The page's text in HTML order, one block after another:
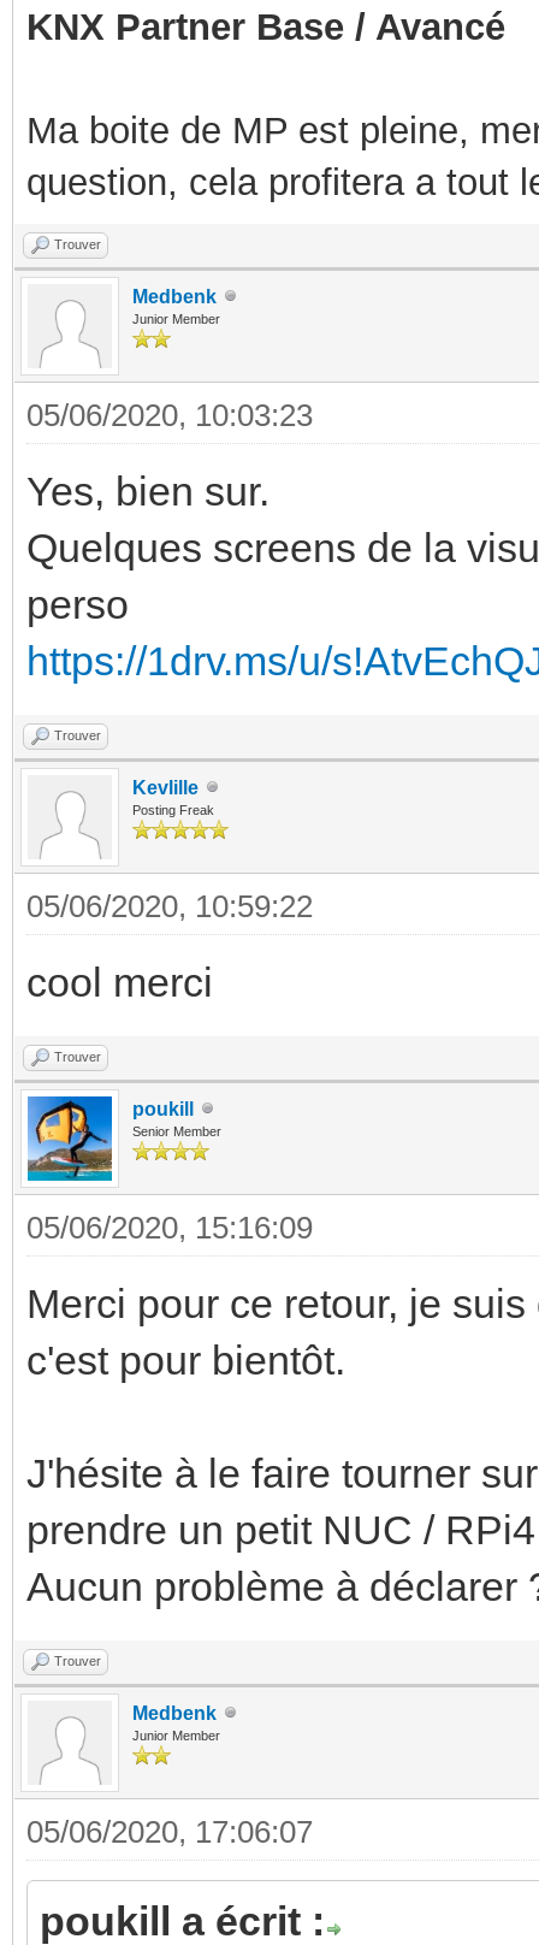
KNX Partner Base / Avancé
Ma boite de MP est pleine,
question, cela profitera a tout
Trouver
Medbenk
Junior Member
05/06/2020, 10:03:23
Yes, bien sur.
Quelques screens de la
perso
https://1drv.ms/u/
Trouver
Kevlille
Posting Freak
05/06/2020, 10:59:22
cool merci
Trouver
poukill
Senior Member
05/06/2020, 15:16:09
Merci pour ce retour, je
c'est pour bientôt.
J'hésite à le faire tourner
prendre un petit NUC /
Aucun problème à déclarer
Trouver
Medbenk
Junior Member
05/06/2020, 17:06:07
poukill a écrit :